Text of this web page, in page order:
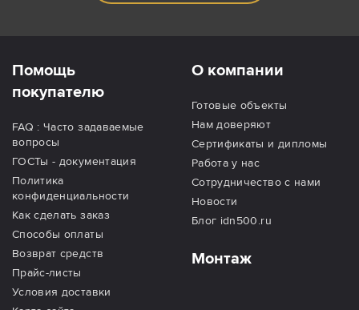
Помощь
покупателю
FAQ : Часто задаваемые
вопросы
ГОСТы - документация
Политика
конфиденциальности
Как сделать заказ
Способы оплаты
Возврат средств
Прайс-листы
Условия доставки
О компании
Готовые объекты
Нам доверяют
Сертификаты и дипломы
Работа у нас
Сотрудничество с нами
Новости
Блог idn500.ru
Монтаж